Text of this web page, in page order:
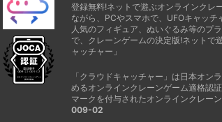
登録無料!ネットで遊ぶオンラインクレ
ながら、PCやスマホで、UFOキャッチ
人気のフィギュア、ぬいぐるみ等のプ
で、クレーンゲームの決定版!ネットで
ャッチャー」
「クラウドキャッチャー」は日本オン
めるオンラインクレーンゲーム適格認
マークを付与されたオンラインクレー
009-02